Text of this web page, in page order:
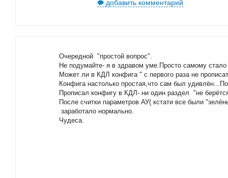
добавить комментарий
Очередной "простой вопрос".
Не подумайте- я в здравом уме.Просто самому
Может ли в КДЛ конфига " с первого раза не
Конфига настолько простая,что сам был
Прописал конфигу в КДЛ- ни один раздел "не
После считки параметров АУ( кстати все были
заработало нормально.
Чудеса.